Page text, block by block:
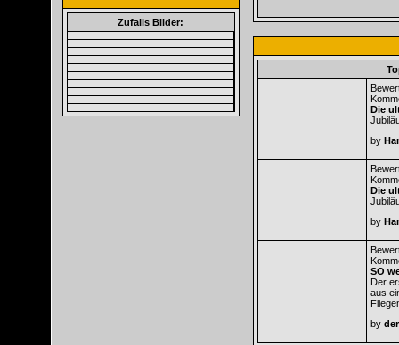
Zufalls Bilder:
Die
by
Die
by
SO
Der
aus
by